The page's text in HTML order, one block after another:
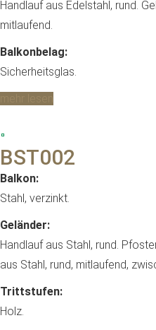
Handlauf aus Edelstahl, rund.
mitlaufend.
Balkonbelag:
Sicherheitsglas.
BST002
Balkon:
Stahl, verzinkt.
Geländer:
Handlauf aus Stahl, rund.
aus Stahl, rund, mitlaufend,
Trittstufen:
Holz.